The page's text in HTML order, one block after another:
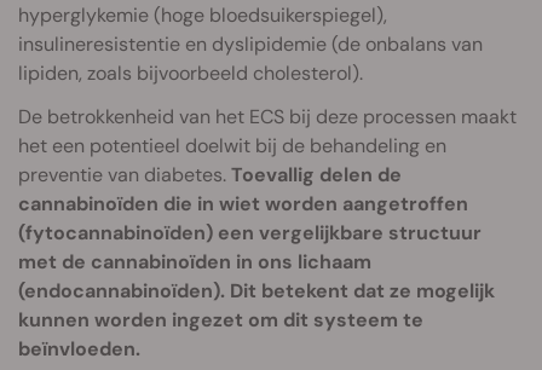
hyperglykemie (hoge bloedsuikerspiegel),
insulineresistentie en dyslipidemie (de onbalans van
lipiden, zoals bijvoorbeeld cholesterol).
De betrokkenheid van het ECS bij deze processen maakt
het een potentieel doelwit bij de behandeling en
preventie van diabetes.Toevallig delen de
cannabinoïden die in wiet worden aangetroffen
(fytocannabinoïden) een vergelijkbare structuur
met de cannabinoïden in ons lichaam
(endocannabinoïden). Dit betekent dat ze mogelijk
kunnen worden ingezet om dit systeem te
beïnvloeden.